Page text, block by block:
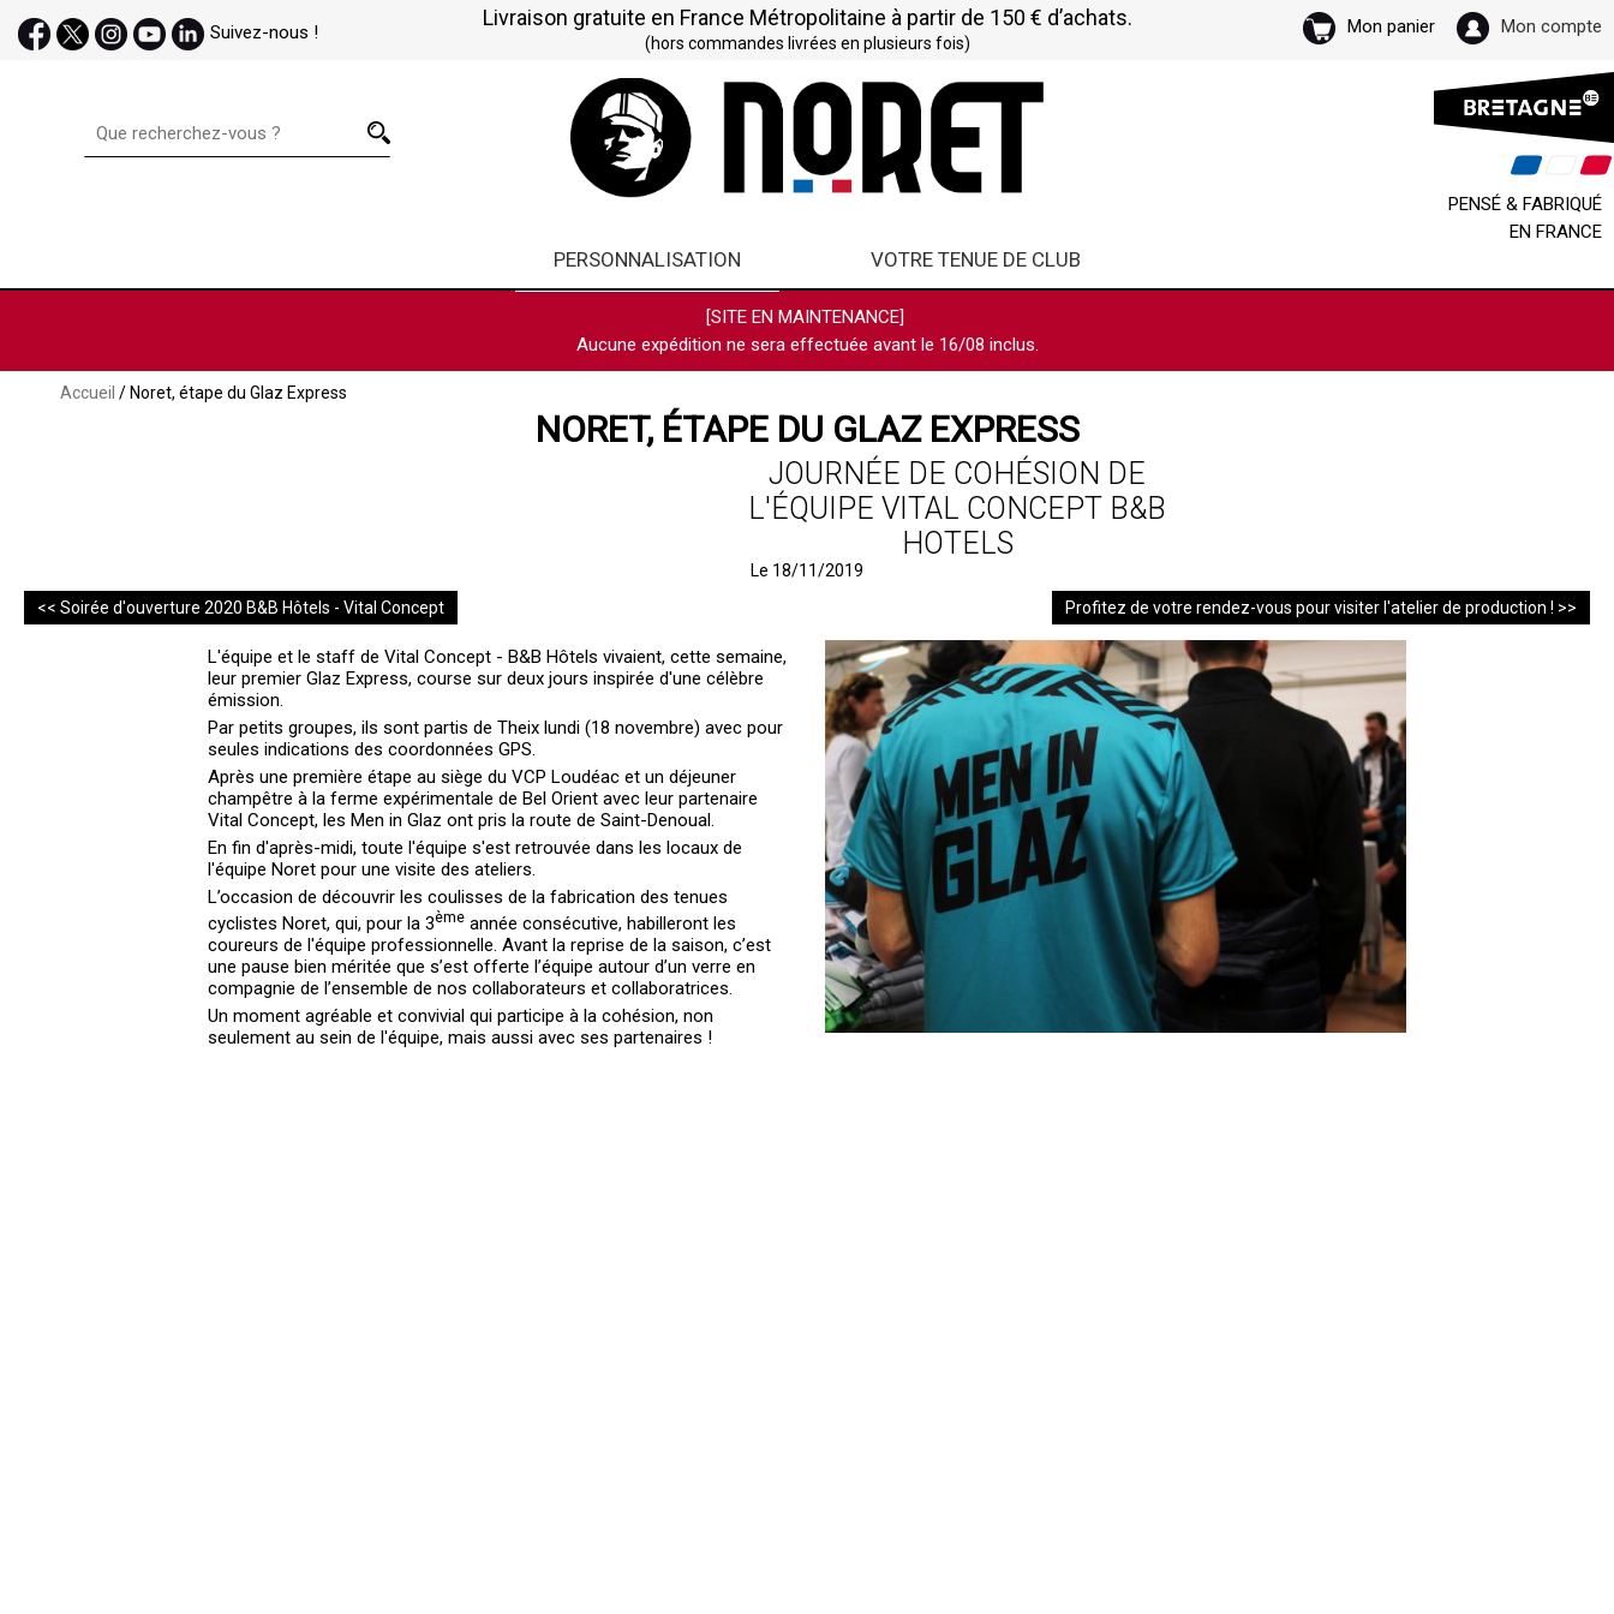
Suivez-nous !
Livraison gratuite en France Métropolitaine à partir de 150 € d’achats.
(hors commandes livrées en plusieurs fois)
Mon panier Mon compte
PENSÉ & FABRIQUÉ
EN FRANCE
PERSONNALISATION VOTRE TENUE DE CLUB
[SITE EN MAINTENANCE]
Aucune expédition ne sera effectuée avant le 16/08 inclus.
Accueil / Noret, étape du Glaz Express
NORET, ÉTAPE DU GLAZ EXPRESS
JOURNÉE DE COHÉSION DE
L'ÉQUIPE VITAL CONCEPT B&B
HOTELS
Le 18/11/2019
<< Soirée d'ouverture 2020 B&B Hôtels - Vital Concept
Profitez de votre rendez-vous pour visiter l'atelier de production ! >>
L'équipe et le staff de Vital Concept - B&B Hôtels vivaient, cette semaine,
leur premier Glaz Express, course sur deux jours inspirée d'une célèbre
émission.
Par petits groupes, ils sont partis de Theix lundi (18 novembre) avec pour
seules indications des coordonnées GPS.
Après une première étape au siège du VCP Loudéac et un déjeuner
champêtre à la ferme expérimentale de Bel Orient avec leur partenaire
Vital Concept, les Men in Glaz ont pris la route de Saint-Denoual.
En fin d'après-midi, toute l'équipe s'est retrouvée dans les locaux de
l'équipe Noret pour une visite des ateliers.
L’occasion de découvrir les coulisses de la fabrication des tenues
cyclistes Noret, qui, pour la 3ème année consécutive, habilleront les
coureurs de l'équipe professionnelle. Avant la reprise de la saison, c’est
une pause bien méritée que s’est offerte l’équipe autour d’un verre en
compagnie de l’ensemble de nos collaborateurs et collaboratrices.
Un moment agréable et convivial qui participe à la cohésion, non
seulement au sein de l'équipe, mais aussi avec ses partenaires !